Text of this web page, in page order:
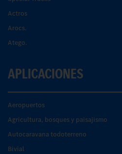
Actros
Arocs.
Atego.
APLICACIONES
Aeropuertos
Agricultura, bosques y paisajismo
Autocaravana todoterreno
Bivial